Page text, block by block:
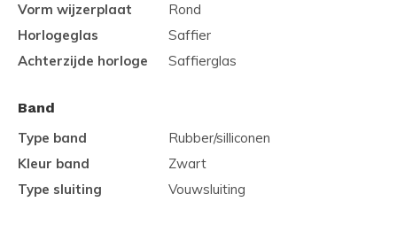
Vorm wijzerplaat
Rond
Horlogeglas
Saffier
Achterzijde horloge
Saffierglas
Band
Type band
Rubber/silliconen
Kleur band
Zwart
Type sluiting
Vouwsluiting